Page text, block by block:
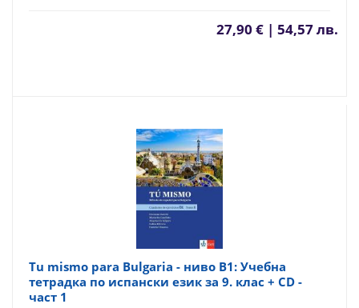
27,90 € | 54,57 лв.
Tu mismo para Bulgaria - ниво B1: Учебна
тетрадка по испански език за 9. клас + CD -
част 1